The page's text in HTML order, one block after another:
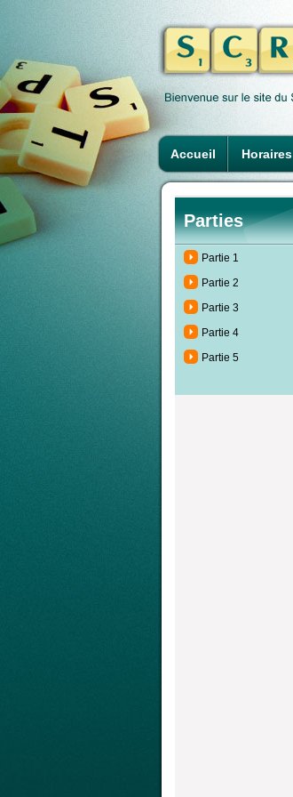
Accueil Horaires
Parties
Partie 1
Partie 2
Partie 3
Partie 4
Partie 5